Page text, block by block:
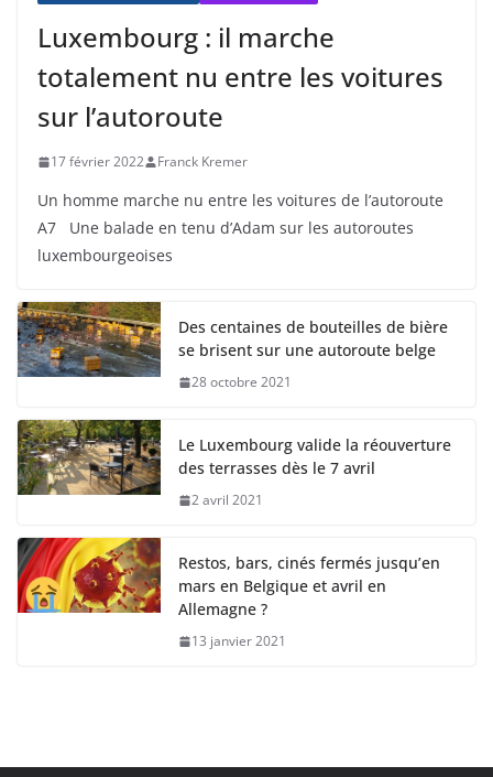
Luxembourg : il marche
totalement nu entre les voitures
sur l’autoroute
17 février 2022 Franck Kremer
Un homme marche nu entre les voitures de l’autoroute
A7 Une balade en tenu d’Adam sur les autoroutes
luxembourgeoises
Des centaines de bouteilles de bière
se brisent sur une autoroute belge
28 octobre 2021
Le Luxembourg valide la réouverture
des terrasses dès le 7 avril
2 avril 2021
Restos, bars, cinés fermés jusqu’en
mars en Belgique et avril en
Allemagne ?
13 janvier 2021